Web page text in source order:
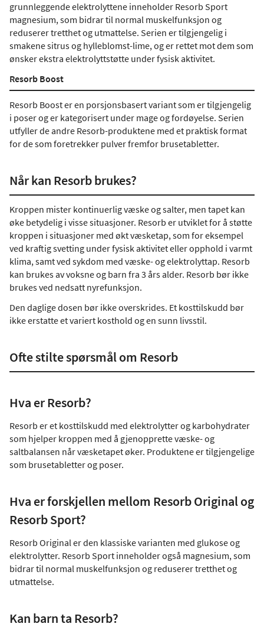
grunnleggende elektrolyttene inneholder Resorb Sport
magnesium, som bidrar til normal muskelfunksjon og
reduserer tretthet og utmattelse. Serien er tilgjengelig i
smakene sitrus og hylleblomst-lime, og er rettet mot dem som
ønsker ekstra elektrolyttstøtte under fysisk aktivitet.
Resorb Boost
Resorb Boost er en porsjonsbasert variant som er tilgjengelig
i poser og er kategorisert under mage og fordøyelse. Serien
utfyller de andre Resorb-produktene med et praktisk format
for de som foretrekker pulver fremfor brusetabletter.
Når kan Resorb brukes?
Kroppen mister kontinuerlig væske og salter, men tapet kan
øke betydelig i visse situasjoner. Resorb er utviklet for å støtte
kroppen i situasjoner med økt væsketap, som for eksempel
ved kraftig svetting under fysisk aktivitet eller opphold i varmt
klima, samt ved sykdom med væske- og elektrolyttap. Resorb
kan brukes av voksne og barn fra 3 års alder. Resorb bør ikke
brukes ved nedsatt nyrefunksjon.
Den daglige dosen bør ikke overskrides. Et kosttilskudd bør
ikke erstatte et variert kosthold og en sunn livsstil.
Ofte stilte spørsmål om Resorb
Hva er Resorb?
Resorb er et kosttilskudd med elektrolytter og karbohydrater
som hjelper kroppen med å gjenopprette væske- og
saltbalansen når væsketapet øker. Produktene er tilgjengelige
som brusetabletter og poser.
Hva er forskjellen mellom Resorb Original og
Resorb Sport?
Resorb Original er den klassiske varianten med glukose og
elektrolytter. Resorb Sport inneholder også magnesium, som
bidrar til normal muskelfunksjon og reduserer tretthet og
utmattelse.
Kan barn ta Resorb?